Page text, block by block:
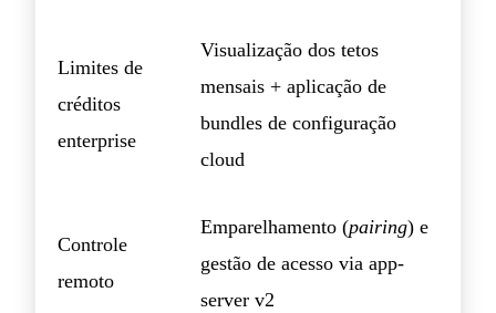
Limites de
créditos
enterprise
Visualização dos tetos
mensais + aplicação de
bundles de configuração
cloud
Controle
remoto
Emparelhamento (pairing) e
gestão de acesso via app-
server v2